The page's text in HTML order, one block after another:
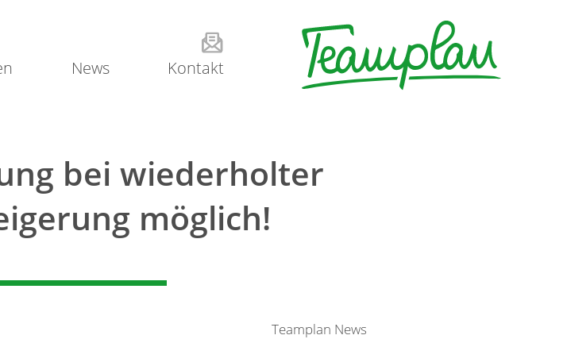
News Kontakt
bei wiederholter
möglich!
Teamplan News